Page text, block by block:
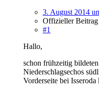
3. August 2014
Offizieller Beitrag
#1
Hallo,
schon frühzeitig
Niederschlagsechos
Vorderseite bei Isseroda